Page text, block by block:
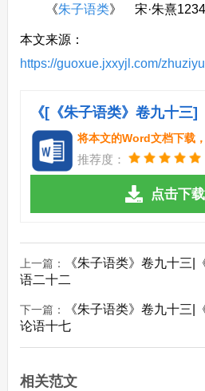
《朱子语类》 宋·朱熹1234
本文来源：
https://guoxue.jxxyjl.com/
将本文的Word文档下载
推荐度：
点击下
上一篇：
《朱子语类》卷九十三|
语二十二
下一篇：
《朱子语类》卷九十三|
论语十七
相关范文